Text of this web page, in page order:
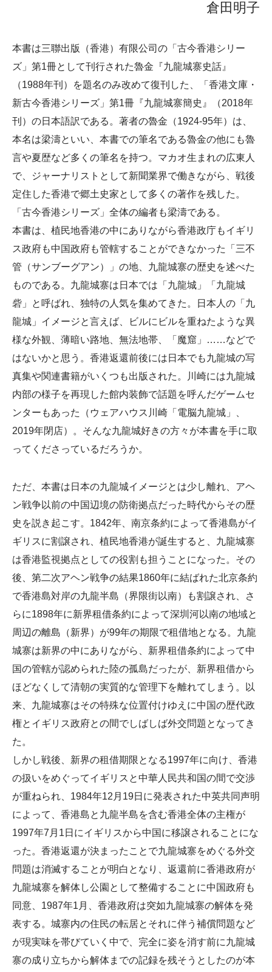
倉田明子
本書は三聯出版（香港）有限公司の「古今香港シリー
ズ」第1冊として刊行された魯金『九龍城寨史話』
（1988年刊）を題名のみ改めて復刊した、「香港文庫・
新古今香港シリーズ」第1冊『九龍城寨簡史』（2018年
刊）の日本語訳である。著者の魯金（1924-95年）は、
本名は梁濤といい、本書での筆名である魯金の他にも魯
言や夏歴など多くの筆名を持つ。マカオ生まれの広東人
で、ジャーナリストとして新聞業界で働きながら、戦後
定住した香港で郷土史家として多くの著作を残した。
「古今香港シリーズ」全体の編者も梁濤である。
本書は、植民地香港の中にありながら香港政庁もイギリ
ス政府も中国政府も管轄することができなかった「三不
管（サンブーグアン）」の地、九龍城寨の歴史を述べた
ものである。九龍城寨は日本では「九龍城」「九龍城
砦」と呼ばれ、独特の人気を集めてきた。日本人の「九
龍城」イメージと言えば、ビルにビルを重ねたような異
様な外観、薄暗い路地、無法地帯、「魔窟」……などで
はないかと思う。香港返還前後には日本でも九龍城の写
真集や関連書籍がいくつも出版された。川崎には九龍城
内部の様子を再現した館内装飾で話題を呼んだゲームセ
ンターもあった（ウェアハウス川崎「電脳九龍城」、
2019年閉店）。そんな九龍城好きの方々が本書を手に取
ってくださっているだろうか。
ただ、本書は日本の九龍城イメージとは少し離れ、アヘ
ン戦争以前の中国辺境の防衛拠点だった時代からその歴
史を説き起こす。1842年、南京条約によって香港島がイ
ギリスに割譲され、植民地香港が誕生すると、九龍城寨
は香港監視拠点としての役割も担うことになった。その
後、第二次アヘン戦争の結果1860年に結ばれた北京条約
で香港島対岸の九龍半島（界限街以南）も割譲され、さ
らに1898年に新界租借条約によって深圳河以南の地域と
周辺の離島（新界）が99年の期限で租借地となる。九龍
城寨は新界の中にありながら、新界租借条約によって中
国の管轄が認められた陸の孤島だったが、新界租借から
ほどなくして清朝の実質的な管理下を離れてしまう。以
来、九龍城寨はその特殊な位置付けゆえに中国の歴代政
権とイギリス政府との間でしばしば外交問題となってき
た。
しかし戦後、新界の租借期限となる1997年に向け、香港
の扱いをめぐってイギリスと中華人民共和国の間で交渉
が重ねられ、1984年12月19日に発表された中英共同声明
によって、香港島と九龍半島を含む香港全体の主権が
1997年7月1日にイギリスから中国に移譲されることにな
った。香港返還が決まったことで九龍城寨をめぐる外交
問題は消滅することが明白となり、返還前に香港政府が
九龍城寨を解体し公園として整備することに中国政府も
同意、1987年1月、香港政府は突如九龍城寨の解体を発
表する。城寨内の住民の転居とそれに伴う補償問題など
が現実味を帯びていく中で、完全に姿を消す前に九龍城
寨の成り立ちから解体までの記録を残そうとしたのが本